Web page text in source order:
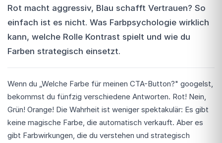
Rot macht aggressiv, Blau schafft Vertrauen? So
einfach ist es nicht. Was Farbpsychologie wirklich
kann, welche Rolle Kontrast spielt und wie du
Farben strategisch einsetzt.
Wenn du „Welche Farbe für meinen CTA-Button?" googelst,
bekommst du fünfzig verschiedene Antworten. Rot! Nein,
Grün! Orange! Die Wahrheit ist weniger spektakulär: Es gibt
keine magische Farbe, die automatisch verkauft. Aber es
gibt Farbwirkungen, die du verstehen und strategisch